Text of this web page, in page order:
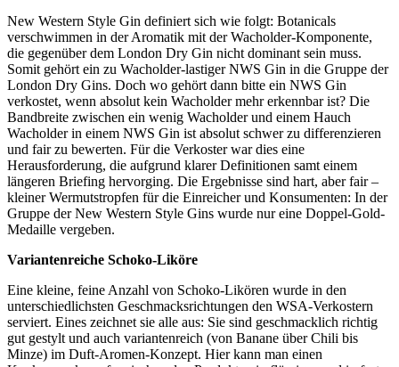
New Western Style Gin definiert sich wie folgt: Botanicals
verschwimmen in der Aromatik mit der Wacholder-Komponente,
die gegenüber dem London Dry Gin nicht dominant sein muss.
Somit gehört ein zu Wacholder-lastiger NWS Gin in die Gruppe der
London Dry Gins. Doch wo gehört dann bitte ein NWS Gin
verkostet, wenn absolut kein Wacholder mehr erkennbar ist? Die
Bandbreite zwischen ein wenig Wacholder und einem Hauch
Wacholder in einem NWS Gin ist absolut schwer zu differenzieren
und fair zu bewerten. Für die Verkoster war dies eine
Herausforderung, die aufgrund klarer Definitionen samt einem
längeren Briefing hervorging. Die Ergebnisse sind hart, aber fair –
kleiner Wermutstropfen für die Einreicher und Konsumenten: In der
Gruppe der New Western Style Gins wurde nur eine Doppel-Gold-
Medaille vergeben.
Variantenreiche Schoko-Liköre
Eine kleine, feine Anzahl von Schoko-Likören wurde in den
unterschiedlichsten Geschmacksrichtungen den WSA-Verkostern
serviert. Eines zeichnet sie alle aus: Sie sind geschmacklich richtig
gut gestylt und auch variantenreich (von Banane über Chili bis
Minze) im Duft-Aromen-Konzept. Hier kann man einen